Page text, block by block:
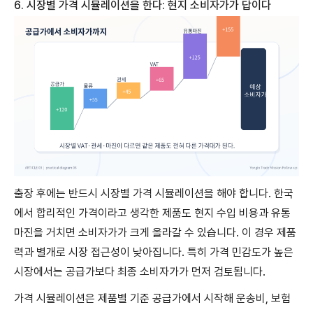
6. 시장별 가격 시뮬레이션을 한다: 현지 소비자가가 답이다
출장 후에는 반드시 시장별 가격 시뮬레이션을 해야 합니다. 한국
에서 합리적인 가격이라고 생각한 제품도 현지 수입 비용과 유통
마진을 거치면 소비자가가 크게 올라갈 수 있습니다. 이 경우 제품
력과 별개로 시장 접근성이 낮아집니다. 특히 가격 민감도가 높은
시장에서는 공급가보다 최종 소비자가가 먼저 검토됩니다.
가격 시뮬레이션은 제품별 기준 공급가에서 시작해 운송비, 보험